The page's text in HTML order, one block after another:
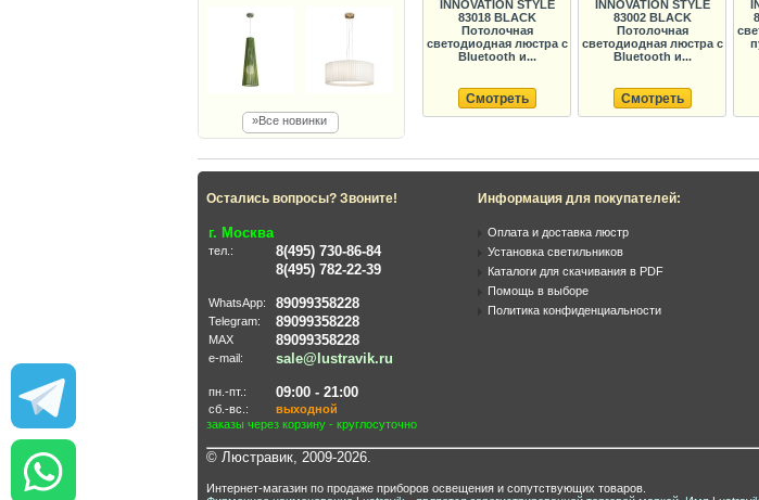
»Все новинки
INNOVATION STYLE
83018 BLACK
Потолочная
светодиодная люстра с
Bluetooth и...
Смотреть
INNOVATION STYLE
83002 BLACK
Потолочная
светодиодная люстра с
Bluetooth и...
Смотреть
Остались вопросы? Звоните!
г. Москва
тел.:
8(495) 730-86-84
8(495) 782-22-39
WhatsApp: 89099358228
Telegram: 89099358228
MAX 89099358228
e-mail: sale@lustravik.ru
пн.-пт.: 09:00 - 21:00
сб.-вс.:
выходной
заказы через корзину - круглосуточно
Информация для покупателей:
Оплата и доставка люстр
Установка светильников
Каталоги для скачивания в PDF
Помощь в выборе
Политика конфиденциальности
© Люстравик, 2009-2026.
Интернет-магазин по продаже приборов освещения и сопутствующих товаров.